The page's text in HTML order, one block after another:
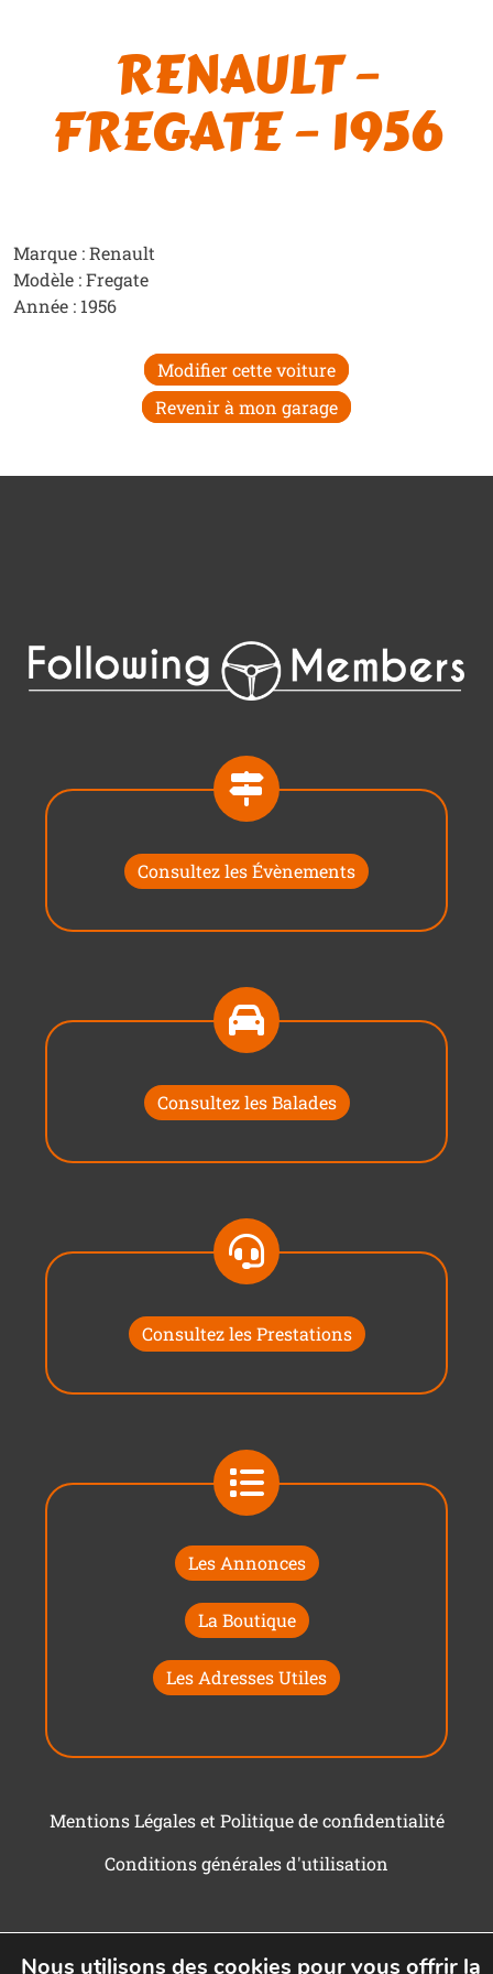
RENAULT –
FREGATE – 1956
Marque : Renault
Modèle : Fregate
Année : 1956
Modifier cette voiture
Revenir à mon garage
Consultez les Évènements
Consultez les Balades
Consultez les Prestations
Les Annonces
La Boutique
Les Adresses Utiles
Mentions Légales et Politique de confidentialité
Conditions générales d'utilisation
Nous utilisons des cookies pour vous offrir la